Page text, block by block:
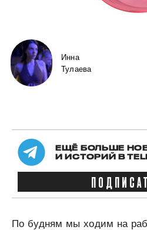
Инна
Тулаева
ЕЩЁ БОЛЬШЕ
И ИСТОРИЙ В
По будням мы ходим на